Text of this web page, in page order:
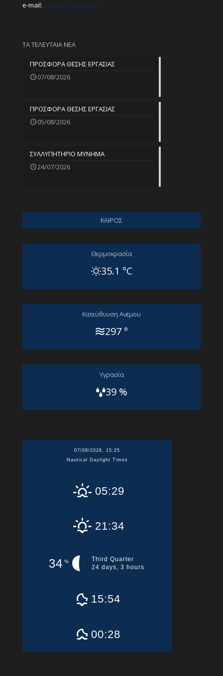
e-mail: peathen@otenet.gr
ΤΑ ΤΕΛΕΥΤΑΙΑ ΝΕΑ
ΠΡΟΣΦΟΡΑ ΘΕΣΗΣ ΕΡΓΑΣΙΑΣ
07/08/2026
ΠΡΟΣΦΟΡΑ ΘΕΣΗΣ ΕΡΓΑΣΙΑΣ
05/08/2026
ΣΥΛΛΥΠΗΤΗΡΙΟ ΜΥΝΗΜΑ
24/07/2026
ΚΑΙΡΟΣ
Θερμοκρασία
35.1 °C
Kατεύθυνση Aνέμου
297 °
Yγρασία
39 %
07/08/2026, 15:25
Nautical Daylight Times
05:29
21:34
34 %
Third Quarter
24 days, 3 hours
15:54
00:28